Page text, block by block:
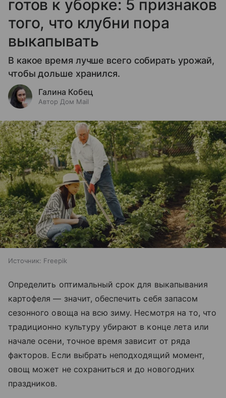
готов к уборке: 5 признаков
того, что клубни пора
выкапывать
В какое время лучше всего собирать урожай,
чтобы дольше хранился.
Галина Кобец
Автор Дом Mail
Источник: Freepik
Определить оптимальный срок для выкапывания
картофеля — значит, обеспечить себя запасом
сезонного овоща на всю зиму. Несмотря на то, что
традиционно культуру убирают в конце лета или
начале осени, точное время зависит от ряда
факторов. Если выбрать неподходящий момент,
овощ может не сохраниться и до новогодних
праздников.